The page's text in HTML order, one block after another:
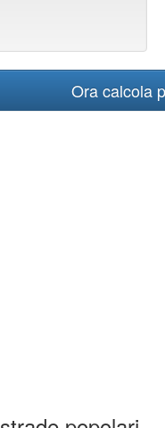
Ora calcola